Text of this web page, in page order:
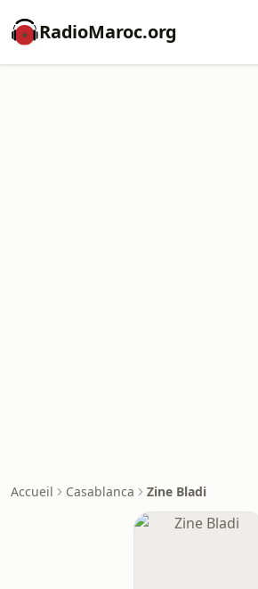
RadioMaroc.org
Accueil Casablanca Zine Bladi